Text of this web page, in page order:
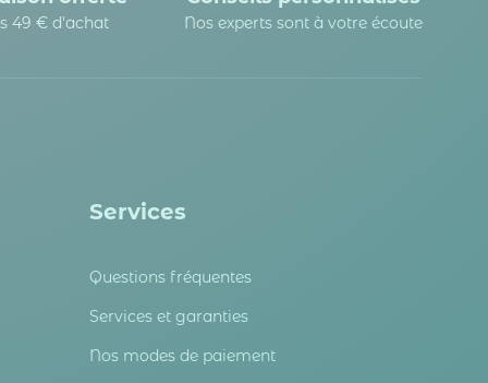
49 € d'achat Nos experts sont à votre écoute
Services
Questions fréquentes
Services et garanties
Nos modes de paiement